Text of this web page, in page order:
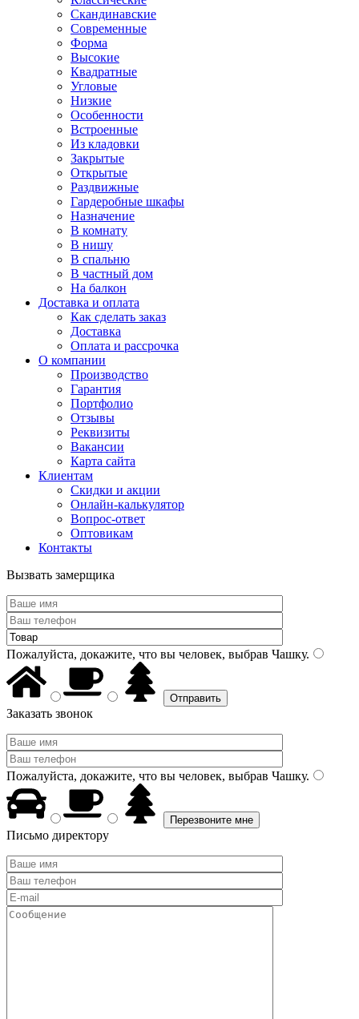
Скандинавские
Современные
Форма
Высокие
Квадратные
Угловые
Низкие
Особенности
Встроенные
Из кладовки
Закрытые
Открытые
Раздвижные
Гардеробные шкафы
Назначение
В комнату
В нишу
В спальню
В частный дом
На балкон
Доставка и оплата
Как сделать заказ
Доставка
Оплата и рассрочка
О компании
Производство
Гарантия
Портфолио
Отзывы
Реквизиты
Вакансии
Карта сайта
Клиентам
Скидки и акции
Онлайн-калькулятор
Вопрос-ответ
Оптовикам
Контакты
Вызвать замерщика
Пожалуйста, докажите, что вы человек, выбрав Чашку.
Заказать звонок
Пожалуйста, докажите, что вы человек, выбрав Чашку.
Письмо директору